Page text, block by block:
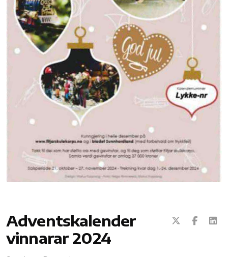
Adventskalender
vinnarar 2024